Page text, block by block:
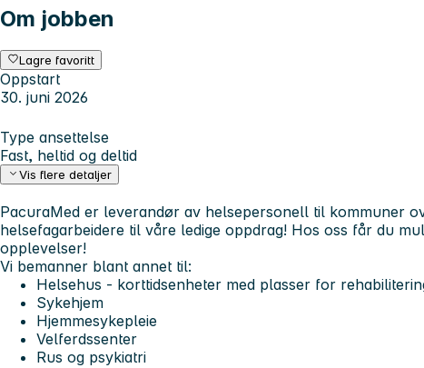
Om jobben
Lagre favoritt
Oppstart
30. juni 2026
Type ansettelse
Fast, heltid og deltid
Vis flere detaljer
PacuraMed er leverandør av helsepersonell til kommuner
helsefagarbeidere til våre ledige oppdrag! Hos oss får du
opplevelser!
Vi bemanner blant annet til:
Helsehus - korttidsenheter med plasser for
Sykehjem
Hjemmesykepleie
Velferdssenter
Rus og psykiatri